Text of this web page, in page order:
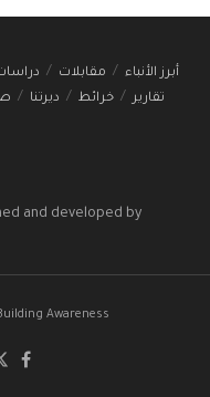
أبرز الأنباء مقابلات
تقارير
خرائط ديرتنا
and developed by
Awareness